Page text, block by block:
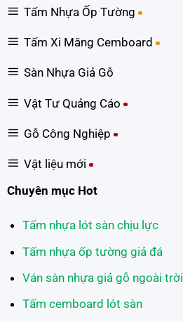
Tấm Nhựa Ốp Tường
Tấm Xi Măng Cemboard
Sàn Nhựa Giả Gỗ
Vật Tư Quảng Cáo
Gỗ Công Nghiệp
Vật liệu mới
Chuyên mục Hot
Tấm nhựa lót sàn chịu lực
Tấm nhựa ốp tường giả đá
Ván sàn nhựa giả gỗ ngoài trời
Tấm cemboard lót sàn